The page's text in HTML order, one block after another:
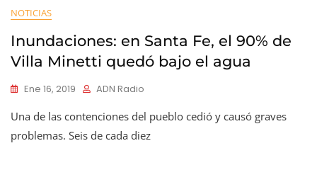
NOTICIAS
Inundaciones: en Santa Fe, el 90% de
Villa Minetti quedó bajo el agua
Ene 16, 2019 ADN Radio
Una de las contenciones del pueblo cedió y causó graves
problemas. Seis de cada diez